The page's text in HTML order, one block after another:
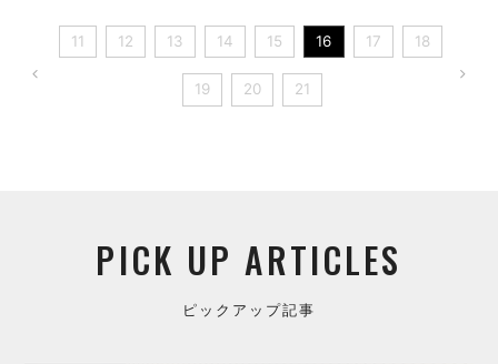
11 12 13 14 15 16 17 18
19 20 21
PICK UP ARTICLES
ピックアップ記事